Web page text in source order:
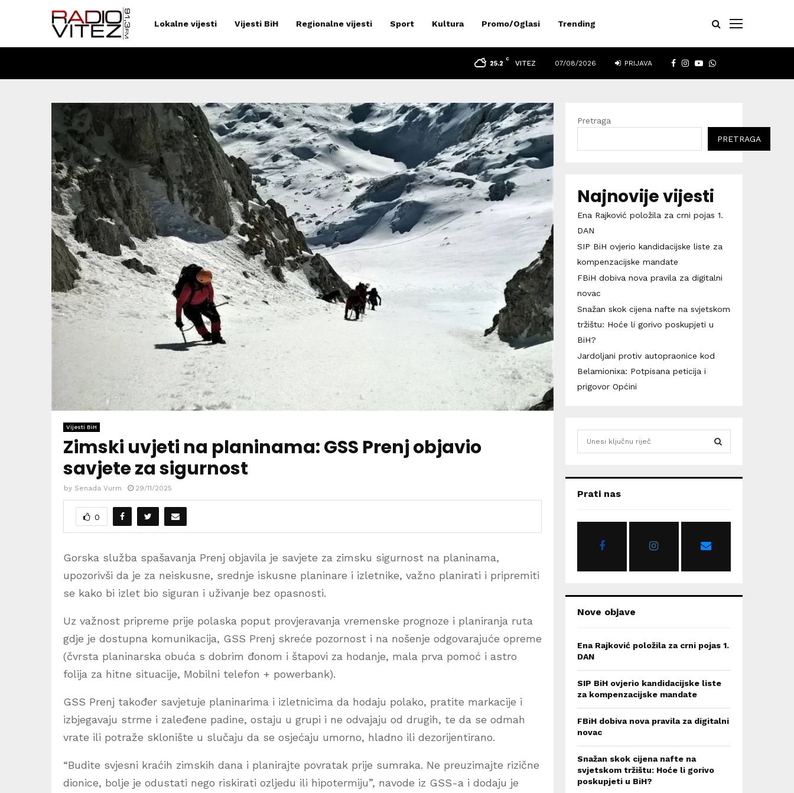
Lokalne vijesti Vijesti BiH Regionalne vijesti Sport Kultura Promo/Oglasi Trending
FACEBOOK
INSTAGRAM
YOUTUBE
WHATSAPP
25.2
C
VITEZ 07/08/2026 PRIJAVA
Vijesti BiH
Zimski uvjeti na planinama: GSS Prenj objavio
savjete za sigurnost
by Senada Vurm 29/11/2025
0
Gorska služba spašavanja Prenj objavila je savjete za zimsku sigurnost na planinama,
upozorivši da je za neiskusne, srednje iskusne planinare i izletnike, važno planirati i pripremiti
se kako bi izlet bio siguran i uživanje bez opasnosti.
Uz važnost pripreme prije polaska poput provjeravanja vremenske prognoze i planiranja ruta
gdje je dostupna komunikacija, GSS Prenj skreće pozornost i na nošenje odgovarajuće opreme
(čvrsta planinarska obuća s dobrim đonom i štapovi za hodanje, mala prva pomoć i astro
folija za hitne situacije, Mobilni telefon + powerbank).
GSS Prenj također savjetuje planinarima i izletnicima da hodaju polako, pratite markacije i
izbjegavaju strme i zaleđene padine, ostaju u grupi i ne odvajaju od drugih, te da se odmah
vrate ili potraže sklonište u slučaju da se osjećaju umorno, hladno ili dezorijentirano.
“Budite svjesni kraćih zimskih dana i planirajte povratak prije sumraka. Ne preuzimajte rizične
dionice, bolje je odustati nego riskirati ozljedu ili hipotermiju”, navode iz GSS-a i dodaju je
Pretraga
PRETRAGA
Najnovije vijesti
Ena Rajković položila za crni pojas 1.
DAN
SIP BiH ovjerio kandidacijske liste za
kompenzacijske mandate
FBiH dobiva nova pravila za digitalni
novac
Snažan skok cijena nafte na svjetskom
tržištu: Hoće li gorivo poskupjeti u
BiH?
Jardoljani protiv autopraonice kod
Belamionixa: Potpisana peticija i
prigovor Općini
h
o
Prati nas
Nove objave
Ena Rajković položila za crni pojas 1.
DAN
SIP BiH ovjerio kandidacijske liste
za kompenzacijske mandate
FBiH dobiva nova pravila za digitalni
novac
Snažan skok cijena nafte na
svjetskom tržištu: Hoće li gorivo
poskupjeti u BiH?